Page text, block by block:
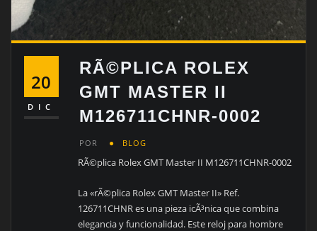
20
DIC
RÃ©PLICA ROLEX
GMT MASTER II
M126711CHNR-0002
POR BLOG
RÃ©plica Rolex GMT Master II M126711CHNR-0002
La «rÃ©plica Rolex GMT Master II» Ref.
126711CHNR es una pieza icÃ³nica que combina
elegancia y funcionalidad. Este reloj para hombre